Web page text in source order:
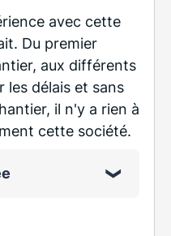
avec cette
Du premier
aux différents
les délais et sans
il n'y a rien à
cette société.